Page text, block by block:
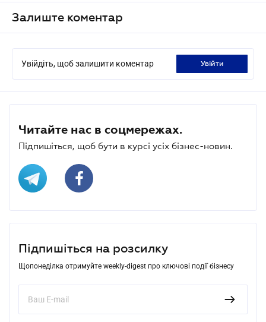
Залиште коментар
Увійдіть, щоб залишити коментар увійти
Читайте нас в соцмережах.
Підпишіться, щоб бути в курсі усіх бізнес-новин.
Підпишіться на розсилку
Щопонеділка отримуйте weekly-digest про ключові події бізнесу